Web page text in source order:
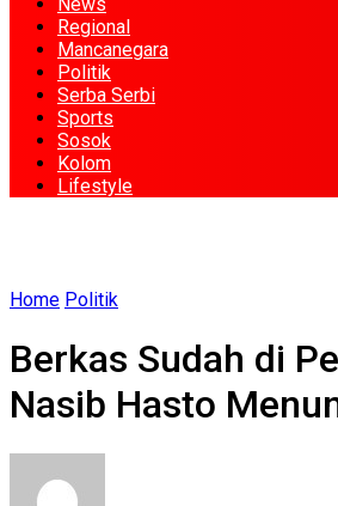
Regional
Mancanegara
Politik
Serba Serbi
Sports
Sosok
Kolom
Lifestyle
Home Politik
Berkas Sudah di
Nasib Hasto